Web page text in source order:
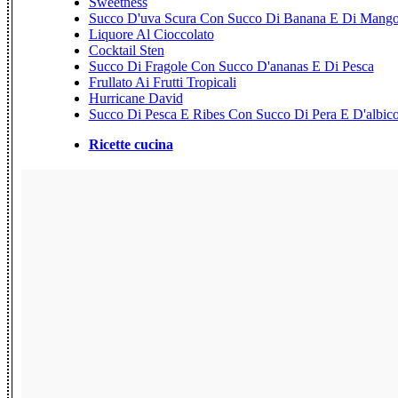
Succo D'uva Scura Con Succo Di Banana E Di
Liquore Al Cioccolato
Cocktail Sten
Succo Di Fragole Con Succo D'ananas E Di Pesca
Frullato Ai Frutti Tropicali
Hurricane David
Succo Di Pesca E Ribes Con Succo Di Pera E
Ricette cucina